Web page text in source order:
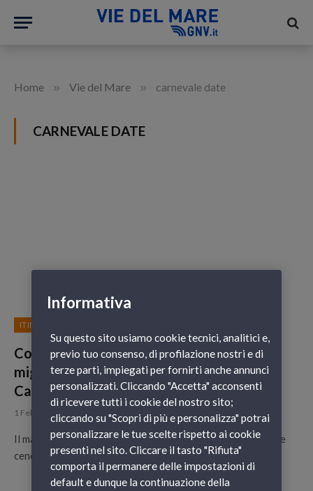
Home » Vie del Mare » carnevale date
CARNEVALE DATE
ITINERARI
Cosa fare per Martedì Grasso? I luoghi
migliori in Italia per festeggiare la fine del
Carnevale
1 Febbraio 2017
Il martedì grasso è l’ultimo giorno prima del mercoledì delle
ceneri, con il quale si dà inizio alla Quaresima cristiana,…
Informativa
Su questo sito usiamo cookie tecnici, analitici e,
previo tuo consenso, di profilazione nostri e di
terze parti, impiegati per fornirti anche annunci
personalizzati. Cliccando "Accetta" acconsenti
di ricevere tutti i cookie del nostro sito;
cliccando su "Scopri di più e personalizza" potrai
personalizzare le tue scelte rispetto ai cookie
presenti nel sito. Cliccare il tasto "Rifiuta"
comporta il permanere delle impostazioni di
default e dunque la continuazione della